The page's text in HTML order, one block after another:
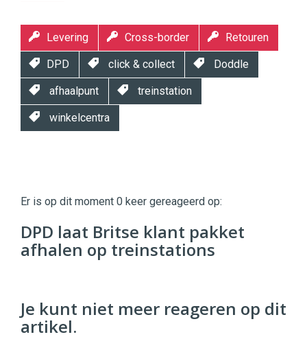
Levering Cross-border Retouren
DPD click & collect Doddle
afhaalpunt treinstation
winkelcentra
|
Digital
Commerce https://twinklemagazine.nl
9654
Er is op dit moment 0 keer gereageerd op:
DPD laat Britse klant pakket
afhalen op treinstations
Je kunt niet meer reageren op dit
artikel.